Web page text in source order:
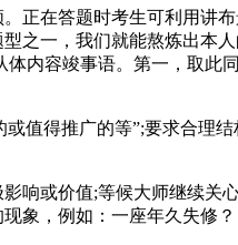
在答题时考生可利用讲
之一，我们就能熬炼出本
内容竣事语。第一，取
得推广的等”;要求合理
或价值;等候大师继续关
象，例如：一座年久失修？